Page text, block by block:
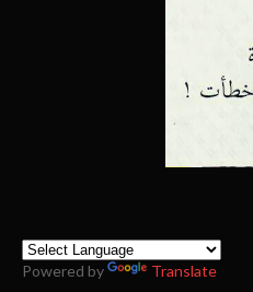
Powered by Translate